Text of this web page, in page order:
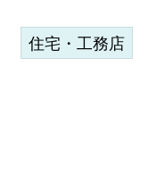
住宅・工務店